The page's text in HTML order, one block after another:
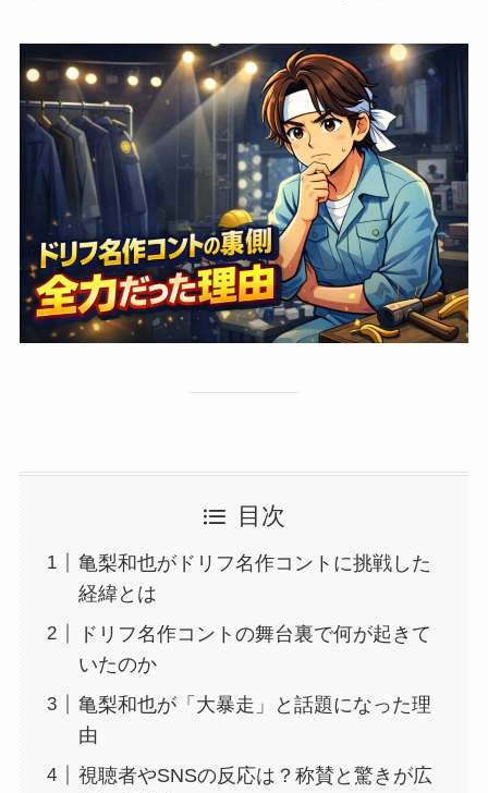
目次
亀梨和也がドリフ名作コントに挑戦した
経緯とは
ドリフ名作コントの舞台裏で何が起きて
いたのか
亀梨和也が「大暴走」と話題になった理
由
視聴者やSNSの反応は？称賛と驚きが広